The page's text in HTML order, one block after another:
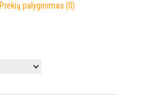
Prekių palyginimas (0)